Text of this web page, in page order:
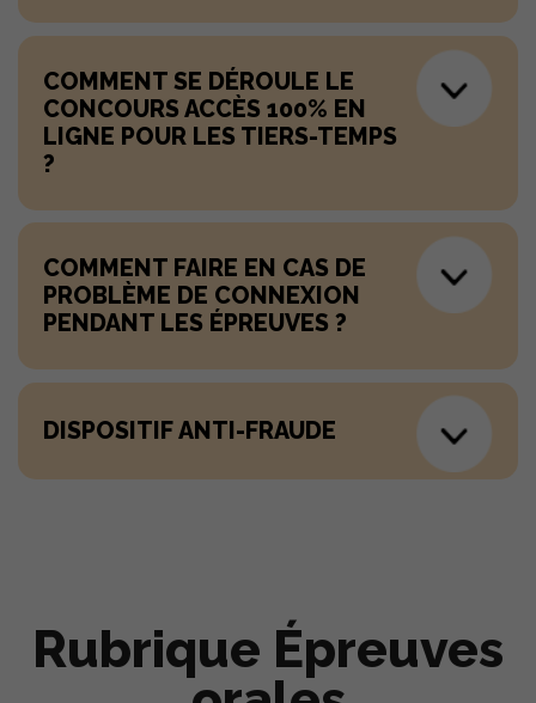
COMMENT SE DÉROULE LE
CONCOURS ACCÈS 100% EN
LIGNE POUR LES TIERS-TEMPS
?
COMMENT FAIRE EN CAS DE
PROBLÈME DE CONNEXION
PENDANT LES ÉPREUVES ?
DISPOSITIF ANTI-FRAUDE
Rubrique Épreuves